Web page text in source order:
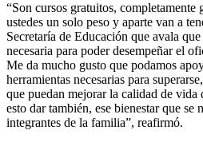
“Son cursos gratuitos, completamente
ustedes un solo peso y aparte van a
Secretaría de Educación que avala
necesaria para poder desempeñar el
Me da mucho gusto que podamos
herramientas necesarias para
que puedan mejorar la calidad de
esto dar también, ese bienestar que se
integrantes de la familia”, reafirmó.